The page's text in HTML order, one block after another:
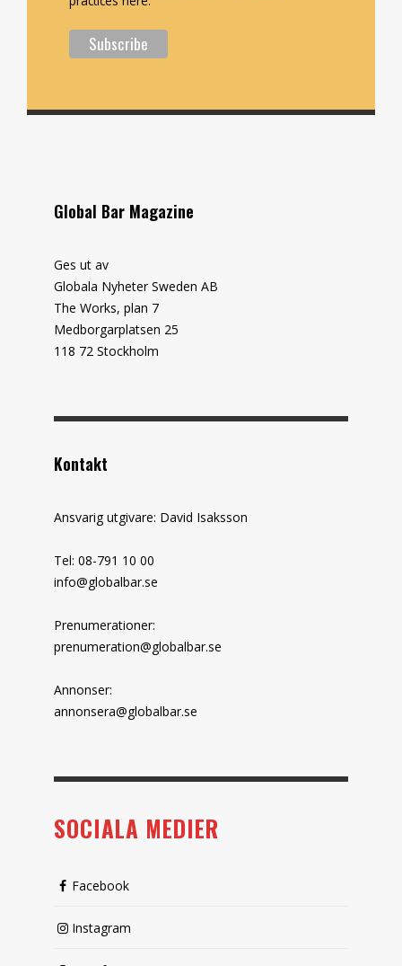
Global Bar Magazine
Ges ut av
Globala Nyheter Sweden AB
The Works, plan 7
Medborgarplatsen 25
118 72 Stockholm
Kontakt
Ansvarig utgivare: David Isaksson
Tel: 08-791 10 00
info@globalbar.se
Prenumerationer:
prenumeration@globalbar.se
Annonser:
annonsera@globalbar.se
SOCIALA MEDIER
Facebook
Instagram